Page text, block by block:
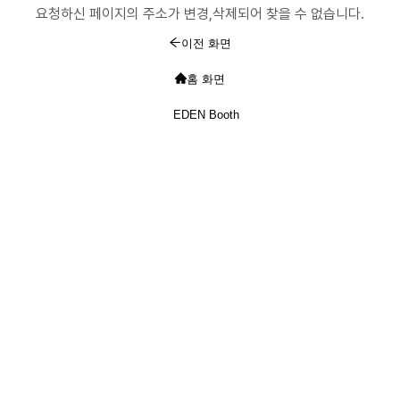
요청하신 페이지의 주소가 변경,삭제되어 찾을 수 없습니다.
이전 화면
홈 화면
EDEN Booth